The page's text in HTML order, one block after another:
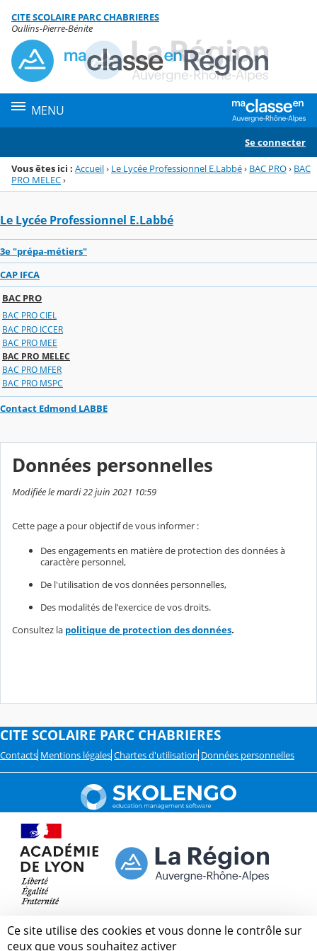
Menu de la rubrique
Contenu
CITE SCOLAIRE PARC CHABRIERES
Oullins-Pierre-Bénite
MENU
Se connecter
Vous êtes ici : Accueil› Le Lycée Professionnel E.Labbé› BAC PRO› BAC
PRO MELEC›
Le Lycée Professionnel E.Labbé
3e "prépa-métiers"
CAP IFCA
BAC PRO
BAC PRO CIEL
BAC PRO ICCER
BAC PRO MEE
BAC PRO MELEC
BAC PRO MFER
BAC PRO MSPC
Contact Edmond LABBE
Données personnelles
Modifiée le mardi 22 juin 2021 10:59
Cette page a pour objectif de vous informer :
Des engagements en matière de protection des données à
caractère personnel,
De l'utilisation de vos données personnelles,
Des modalités de l'exercice de vos droits.
Consultez la politique de protection des données.
CITE SCOLAIRE PARC CHABRIERES
Contacts Mentions légales Chartes d'utilisation Données personnelles
Ce site utilise des cookies et vous donne le contrôle sur
ceux que vous souhaitez activer